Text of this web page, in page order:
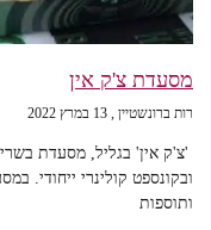
מסעדת צ'ק אין
רות ברונשטיין 13 במרץ 2022
'צ'ק אין' בגליל, מסעדת
ובקונספט קולינרי ייחודי.
ותוספות